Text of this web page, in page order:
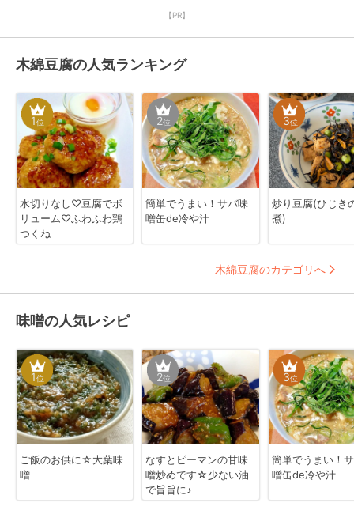
【PR】
木綿豆腐の人気ランキング
1位
水切りなし♡豆腐でボ
リューム♡ふわふわ鶏
つくね
2位
簡単でうまい！サバ味
噌缶de冷や汁
3位
炒り豆腐(ひじき
煮)
木綿豆腐のカテゴリへ
味噌の人気レシピ
1位
ご飯のお供に☆大葉味
噌
2位
なすとピーマンの甘味
噌炒めです☆少ない油
で旨旨に♪
3位
簡単でうまい！
噌缶de冷や汁